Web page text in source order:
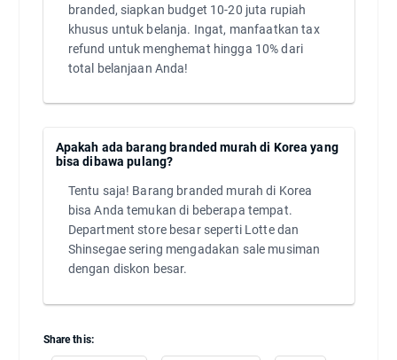
branded, siapkan budget 10-20 juta rupiah
khusus untuk belanja. Ingat, manfaatkan tax
refund untuk menghemat hingga 10% dari
total belanjaan Anda!
Apakah ada barang branded murah di Korea yang
bisa dibawa pulang?
Tentu saja! Barang branded murah di Korea
bisa Anda temukan di beberapa tempat.
Department store besar seperti Lotte dan
Shinsegae sering mengadakan sale musiman
dengan diskon besar.
Share this: